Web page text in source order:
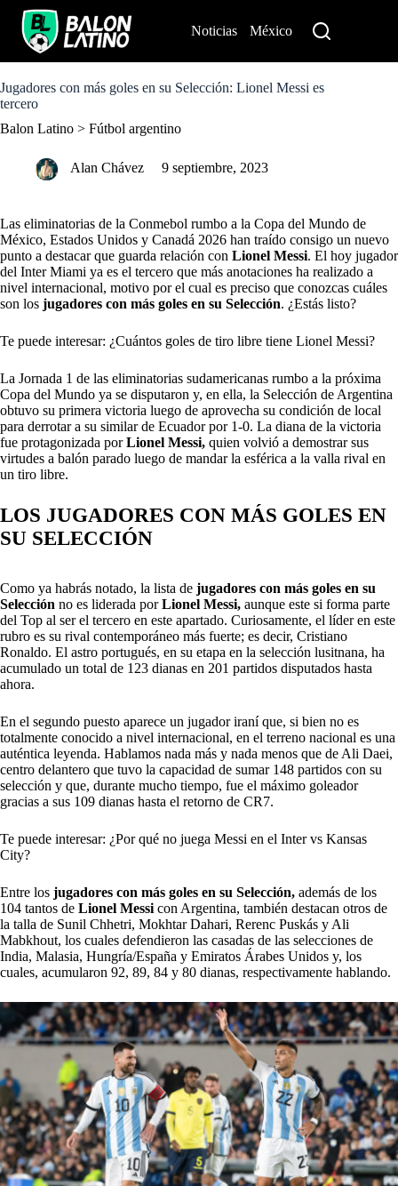
o
c
n
Noticias México
Jugadores con más goles en su Selección: Lionel Messi es
tercero
Balon Latino > Fútbol argentino
Alan Chávez 9 septiembre, 2023
Las eliminatorias de la Conmebol rumbo a la Copa del Mundo de
México, Estados Unidos y Canadá 2026 han traído consigo un nuevo
punto a destacar que guarda relación con Lionel Messi. El hoy jugador
del Inter Miami ya es el tercero que más anotaciones ha realizado a
nivel internacional, motivo por el cual es preciso que conozcas cuáles
son los jugadores con más goles en su Selección. ¿Estás listo?
Te puede interesar: ¿Cuántos goles de tiro libre tiene Lionel Messi?
La Jornada 1 de las eliminatorias sudamericanas rumbo a la próxima
Copa del Mundo ya se disputaron y, en ella, la Selección de Argentina
obtuvo su primera victoria luego de aprovecha su condición de local
para derrotar a su similar de Ecuador por 1-0. La diana de la victoria
fue protagonizada porLionel Messi, quien volvió a demostrar sus
virtudes a balón parado luego de mandar la esférica a la valla rival en
un tiro libre.
LOS JUGADORES CON MÁS GOLES EN
SU SELECCIÓN
Como ya habrás notado, la lista de jugadores con más goles en su
Selección no es liderada porLionel Messi, aunque este si forma parte
del Top al ser el tercero en este apartado. Curiosamente, el líder en este
rubro es su rival contemporáneo más fuerte; es decir, Cristiano
Ronaldo. El astro portugués, en su etapa en la selección lusitnana, ha
acumulado un total de 123 dianas en 201 partidos disputados hasta
ahora.
En el segundo puesto aparece un jugador iraní que, si bien no es
totalmente conocido a nivel internacional, en el terreno nacional es una
auténtica leyenda. Hablamos nada más y nada menos que de Ali Daei,
centro delantero que tuvo la capacidad de sumar 148 partidos con su
selección y que, durante mucho tiempo, fue el máximo goleador
gracias a sus 109 dianas hasta el retorno de CR7.
Te puede interesar: ¿Por qué no juega Messi en el Inter vs Kansas
City?
Entre los jugadores con más goles en su Selección, además de los
104 tantos de Lionel Messi con Argentina, también destacan otros de
la talla de Sunil Chhetri, Mokhtar Dahari, Rerenc Puskás y Ali
Mabkhout, los cuales defendieron las casadas de las selecciones de
India, Malasia, Hungría/España y Emiratos Árabes Unidos y, los
cuales, acumularon 92, 89, 84 y 80 dianas, respectivamente hablando.